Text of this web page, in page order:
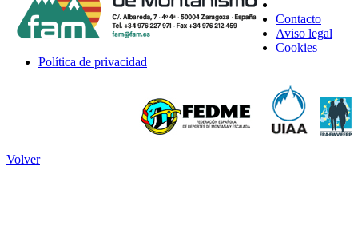
Contacto
Aviso legal
Cookies
Política de privacidad
Volver